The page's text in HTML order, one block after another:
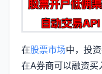
在股票市场中，投
在A券商可以融资买